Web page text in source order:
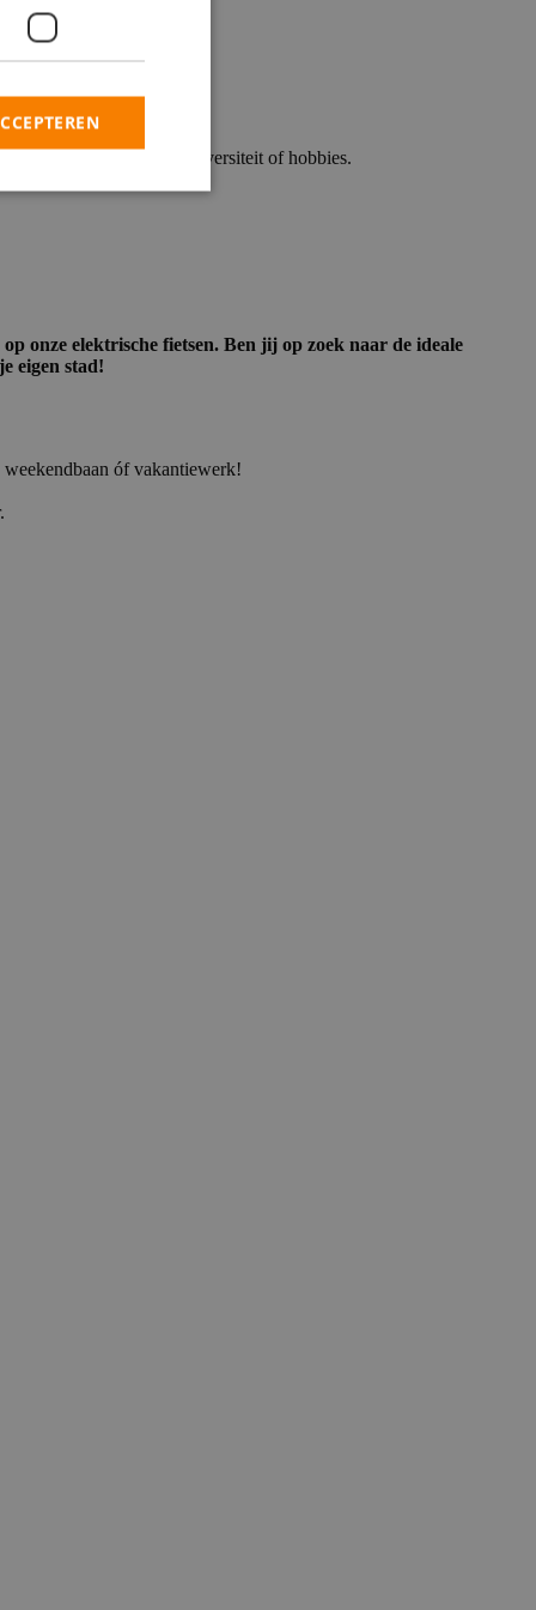
met je school, universiteit of hobbies.
onze elektrische fietsen. Ben jij op zoek naar de ideale
eigen stad!
óf vakantiewerk!